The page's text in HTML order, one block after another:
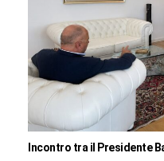
Incontro tra il Presidente